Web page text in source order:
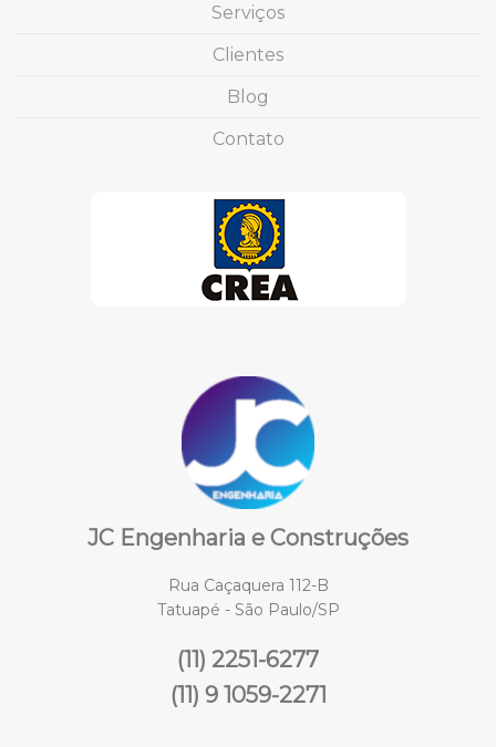
Serviços
Clientes
Blog
Contato
JC Engenharia e Construções
Rua Caçaquera 112-B
Tatuapé - São Paulo/SP
(11) 2251-6277
(11) 9 1059-2271